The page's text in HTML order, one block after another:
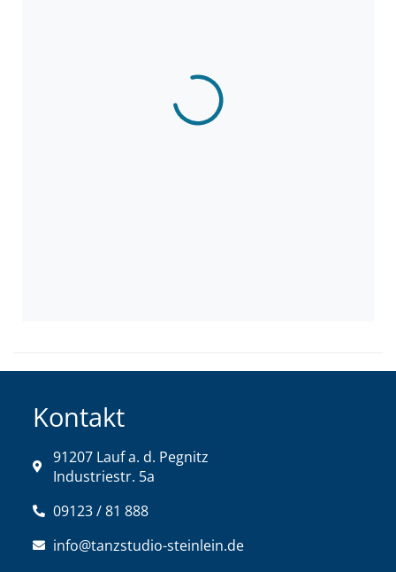
Kontakt
91207 Lauf a. d. Pegnitz
Industriestr. 5a
09123 / 81 888
info@tanzstudio-steinlein.de